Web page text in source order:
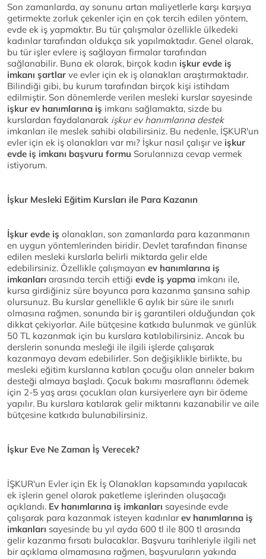
Son zamanlarda, ay sonunu artan maliyetlerle karşı karşıya
getirmekte zorluk çekenler için en çok tercih edilen yöntem,
evde ek iş yapmaktır. Bu tür çalışmalar özellikle ülkedeki
kadınlar tarafından oldukça sık yapılmaktadır. Genel olarak,
bu tür işler evlere iş sağlayan firmalar tarafından
sağlanabilir. Buna ek olarak, birçok kadın işkur evde iş
imkanı şartlar ve evler için ek iş olanakları araştırmaktadır.
Bilindiği gibi, bu kurum tarafından birçok kişi istihdam
edilmiştir. Son dönemlerde verilen mesleki kurslar sayesinde
işkur ev hanımlarına iş imkanı sağlamakta, sizde bu
kurslardan faydalanarak işkur ev hanımlarına destek
imkanları ile meslek sahibi olabilirsiniz. Bu nedenle, İŞKUR'un
evler için ek iş olanakları var mı? İşkur nasıl çalışır ve işkur
evde iş imkanı başvuru formu Sorularınıza cevap vermek
istiyorum.
İşkur Mesleki Eğitim Kursları ile Para Kazanın
İşkur evde iş olanakları, son zamanlarda para kazanmanın
en uygun yöntemlerinden biridir. Devlet tarafından finanse
edilen mesleki kurslarla belirli miktarda gelir elde
edebilirsiniz. Özellikle çalışmayan ev hanımlarına iş
imkanları arasında tercih ettiği evde iş yapma imkanı ile,
kursa girdiğiniz süre boyunca para kazanma şansına sahip
olursunuz. Bu kurslar genellikle 6 aylık bir süre ile sınırlı
olmasına rağmen, sonunda bir iş garantileri olduğundan çok
dikkat çekiyorlar. Aile bütçesine katkıda bulunmak ve günlük
50 TL kazanmak için bu kurslara katılabilirsiniz. Ancak bu
derslerin sonunda mesleği ile ilgili işlerde çalışarak
kazanmaya devam edebilirler. Son değişiklikle birlikte, bu
mesleki eğitim kurslarına katılan çocuğu olan anneler bakım
desteği almaya başladı. Çocuk bakımı masraflarını ödemek
için 2-5 yaş arası çocukları olan kursiyerlere ayrı bir ödeme
yapılır. Bu kurslara katılarak gelir miktarını kazanabilir ve aile
bütçesine katkıda bulunabilirsiniz.
İşkur Eve Ne Zaman İş Verecek?
İŞKUR'un Evler için Ek İş Olanakları kapsamında yapılacak
ek işlerin genel olarak paketleme işlerinden oluşacağı
açıklandı. Ev hanımlarına iş imkanları sayesinde evde
çalışarak para kazanmak isteyen kadınlarev hanımlarına iş
imkanları sayesinde bu yıl ayda 600 tl ile 800 tl arasında
gelir kazanma fırsatı bulacaklar. Başvuru tarihleriyle ilgili net
bir açıklama olmamasına rağmen, başvuruların yakında